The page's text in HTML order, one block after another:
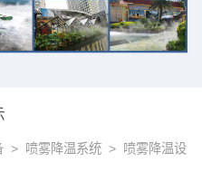
> 喷雾降温系统 > 喷雾降温设